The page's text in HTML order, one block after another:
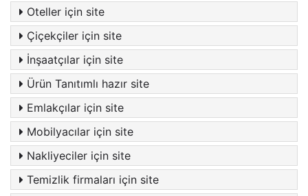
Oteller için site
Çiçekçiler için site
İnşaatçılar için site
Ürün Tanıtımlı hazır site
Emlakçılar için site
Mobilyacılar için site
Nakliyeciler için site
Temizlik firmaları için site